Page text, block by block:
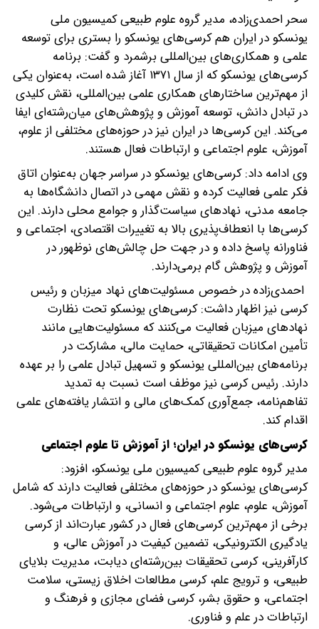
سحر احمدی‌زاده، مدیر گروه علوم طبیعی کمیسیون ملی
یونسکو در ایران هم کرسی‌های یونسکو را بستری برای توسعه
علمی و همکاری‌های بین‌المللی برشمرد و گفت: برنامه
کرسی‌های یونسکو که از سال ۱۳۷۱ آغاز شده است، به‌عنوان یکی
از مهم‌ترین ساختارهای همکاری علمی بین‌المللی، نقش کلیدی
در تبادل دانش، توسعه آموزش و پژوهش‌های میان‌رشته‌ای ایفا
می‌کند. این کرسی‌ها در ایران نیز در حوزه‌های مختلفی از علوم،
آموزش، علوم اجتماعی و ارتباطات فعال هستند.
وی ادامه داد: کرسی‌های یونسکو در سراسر جهان به‌عنوان اتاق
فکر علمی فعالیت کرده و نقش مهمی در اتصال دانشگاه‌ها به
جامعه مدنی، نهادهای سیاست‌گذار و جوامع محلی دارند. این
کرسی‌ها با انعطاف‌پذیری بالا به تغییرات اقتصادی، اجتماعی و
فناورانه پاسخ داده و در جهت حل چالش‌های نوظهور در
آموزش و پژوهش گام‌ برمی‌دارند.
احمدی‌زاده در خصوص مسئولیت‌های نهاد میزبان و رئیس
کرسی نیز اظهار داشت: کرسی‌های یونسکو تحت نظارت
نهادهای میزبان فعالیت می‌کنند که مسئولیت‌هایی مانند
تأمین امکانات تحقیقاتی، حمایت مالی، مشارکت در
برنامه‌های بین‌المللی یونسکو و تسهیل تبادل علمی را بر عهده
دارند. رئیس کرسی نیز موظف است نسبت به تمدید
تفاهم‌نامه، جمع‌آوری کمک‌های مالی و انتشار یافته‌های علمی
اقدام کند.
کرسی‌های یونسکو در ایران؛ از آموزش تا علوم اجتماعی
مدیر گروه علوم طبیعی کمیسیون ملی یونسکو، افزود:
کرسی‌های یونسکو در حوزه‌های مختلفی فعالیت دارند که شامل
آموزش، علوم، علوم اجتماعی و انسانی، و ارتباطات می‌شود.
برخی از مهم‌ترین کرسی‌های فعال در کشور عبارت‌اند از کرسی
یادگیری الکترونیکی، تضمین کیفیت در آموزش عالی، و
کارآفرینی، کرسی تحقیقات بین‌رشته‌ای دیابت، مدیریت بلایای
طبیعی، و ترویج علم، کرسی مطالعات اخلاق زیستی، سلامت
اجتماعی، و حقوق بشر، کرسی فضای مجازی و فرهنگ و
ارتباطات در علم و فناوری.